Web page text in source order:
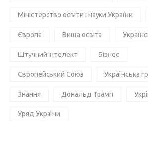
Міністерство освіти і науки України
Європа Вища освіта
Штучний інтелект Бізнес
Європейський Союз Українська
Знання Дональд Трамп
Уряд України